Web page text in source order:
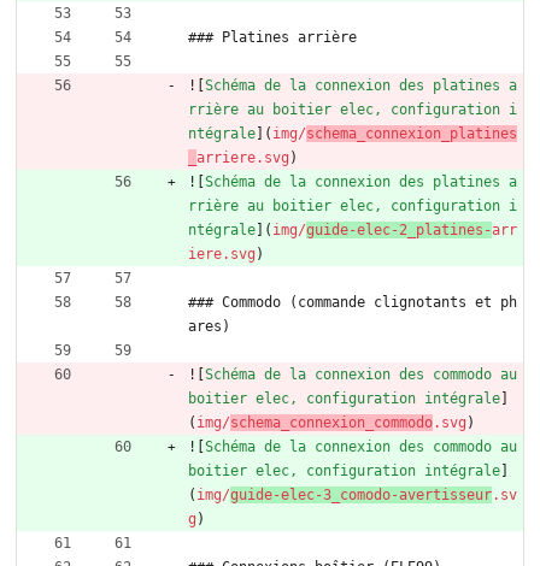
### Platines arrière
![ Schéma de la connexion des platines a
rrière au boitier elec, configuration i
ntégrale ]( img/schema_connexion_platines
arriere.svg )
![ Schéma de la connexion des platines a
rrière au boitier elec, configuration i
ntégrale ]( img/guide-elec-2_platines-arr
iere.svg )
### Commodo (commande clignotants et ph
ares)
![ Schéma de la connexion des commodo au
boitier elec, configuration intégrale
( img/schema_connexion_commodo.svg )
![ Schéma de la connexion des commodo au
boitier elec, configuration intégrale
( img/guide-elec-3_comodo-avertisseur.sv
g )